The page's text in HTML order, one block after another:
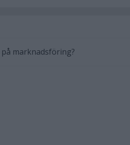
marknadsföring?